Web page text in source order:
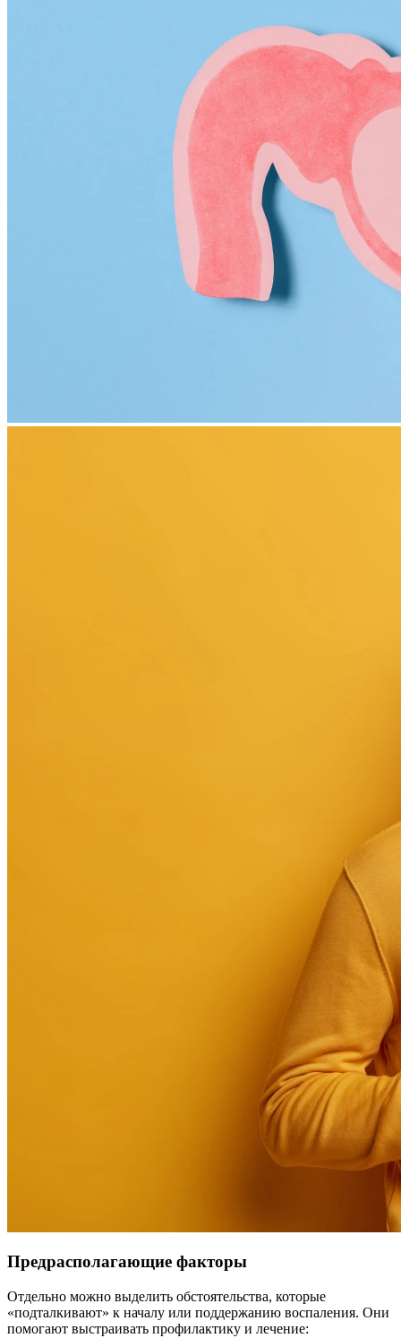
Предрасполагающие факторы
Отдельно можно выделить обстоятельства, которые
«подталкивают» к началу или поддержанию воспаления. Они
помогают выстраивать профилактику и лечение: